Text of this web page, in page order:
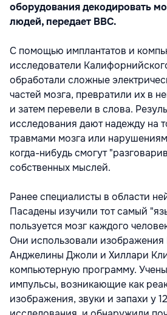
оборудования декодировать
людей, передает ВВС.
С помощью имплантатов и
исследователи
обработали сложные
частей мозга, превратили их в
и затем перевели в слова.
исследования дают надежду на
травмами мозга или
когда-нибудь смогут
собственных мыслей.
Ранее специалисты в области
Пасадены изучили тот самый
пользуется мозг каждого
Они использовали
Анджелины Джоли и Хиллари
компьютерную программу.
импульсы, возникающие как
изображения, звуки и запахи у